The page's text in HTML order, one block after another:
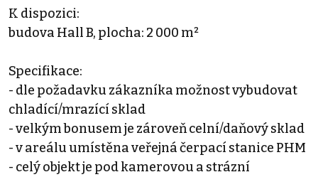
K dispozici:
budova Hall B, plocha: 2 000 m²
Specifikace:
- dle požadavku zákazníka možnost vybudovat
chladící/mrazící sklad
- velkým bonusem je zároveň celní/daňový sklad
- v areálu umístěna veřejná čerpací stanice PHM
- celý objekt je pod kamerovou a strázní